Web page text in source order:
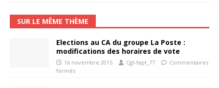
SUR LE MÊME THÈME
Elections au CA du groupe La Poste :
modifications des horaires de vote
16 novembre 2015 Cgt-fapt_77
Commentaires
fermés